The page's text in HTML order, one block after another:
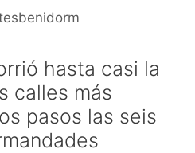
hasta casi la
calles más
pasos las seis